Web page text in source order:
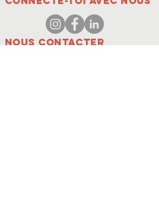
Nous contacter